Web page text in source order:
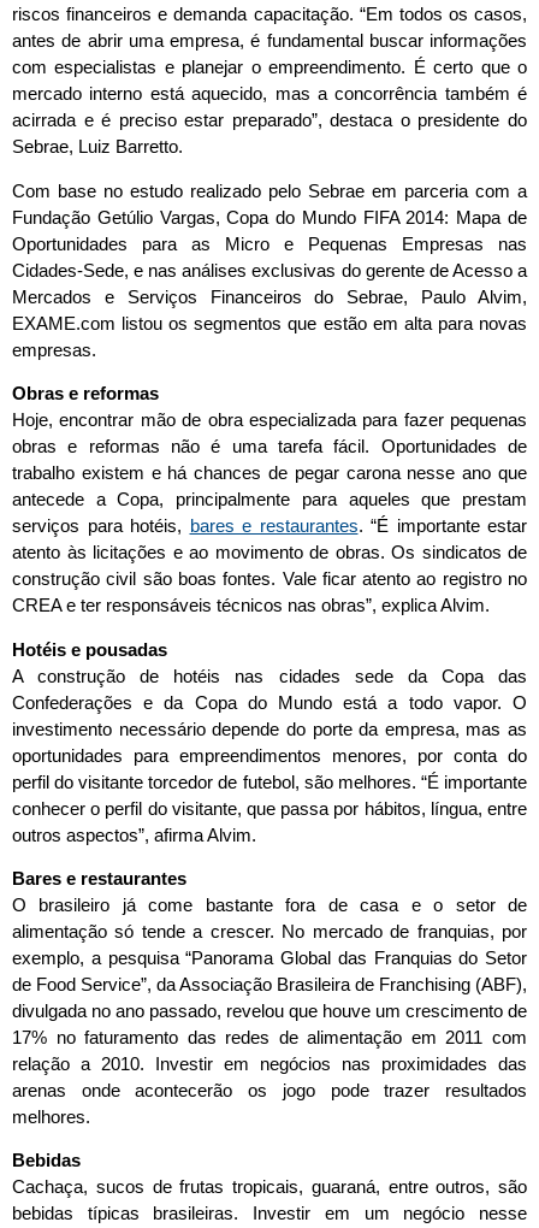
riscos financeiros e demanda capacitação. “Em todos os casos,
antes de abrir uma empresa, é fundamental buscar informações
com especialistas e planejar o empreendimento. É certo que o
mercado interno está aquecido, mas a concorrência também é
acirrada e é preciso estar preparado”, destaca o presidente do
Sebrae, Luiz Barretto.
Com base no estudo realizado pelo Sebrae em parceria com a
Fundação Getúlio Vargas, Copa do Mundo FIFA 2014: Mapa de
Oportunidades para as Micro e Pequenas Empresas nas
Cidades-Sede, e nas análises exclusivas do gerente de Acesso a
Mercados e Serviços Financeiros do Sebrae, Paulo Alvim,
EXAME.com listou os segmentos que estão em alta para novas
empresas.
Obras e reformas
Hoje, encontrar mão de obra especializada para fazer pequenas
obras e reformas não é uma tarefa fácil. Oportunidades de
trabalho existem e há chances de pegar carona nesse ano que
antecede a Copa, principalmente para aqueles que prestam
serviços para hotéis, bares e restaurantes. “É importante estar
atento às licitações e ao movimento de obras. Os sindicatos de
construção civil são boas fontes. Vale ficar atento ao registro no
CREA e ter responsáveis técnicos nas obras”, explica Alvim.
Hotéis e pousadas
A construção de hotéis nas cidades sede da Copa das
Confederações e da Copa do Mundo está a todo vapor. O
investimento necessário depende do porte da empresa, mas as
oportunidades para empreendimentos menores, por conta do
perfil do visitante torcedor de futebol, são melhores. “É importante
conhecer o perfil do visitante, que passa por hábitos, língua, entre
outros aspectos”, afirma Alvim.
Bares e restaurantes
O brasileiro já come bastante fora de casa e o setor de
alimentação só tende a crescer. No mercado de franquias, por
exemplo, a pesquisa “Panorama Global das Franquias do Setor
de Food Service”, da Associação Brasileira de Franchising (ABF),
divulgada no ano passado, revelou que houve um crescimento de
17% no faturamento das redes de alimentação em 2011 com
relação a 2010. Investir em negócios nas proximidades das
arenas onde acontecerão os jogo pode trazer resultados
melhores.
Bebidas
Cachaça, sucos de frutas tropicais, guaraná, entre outros, são
bebidas típicas brasileiras. Investir em um negócio nesse